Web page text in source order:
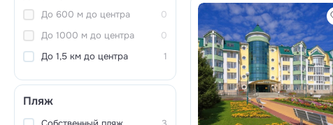
До 600 м до центра
0
До 1000 м до центра
0
До 1,5 км до центра
1
Пляж